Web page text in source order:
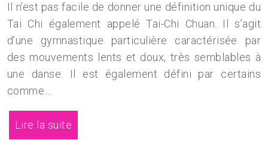
Il n’est pas facile de donner une définition unique du
Tai Chi également appelé Tai-Chi Chuan. Il s’agit
d’une gymnastique particulière caractérisée par
des mouvements lents et doux, très semblables à
une danse. Il est également défini par certains
comme…
Lire la suite